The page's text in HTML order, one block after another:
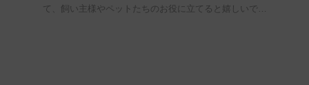
て、飼い主様やペットたちのお役に立てると嬉しいで…